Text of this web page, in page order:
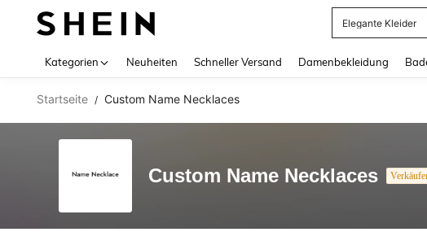
Elegante Kleider
Kategorien Neuheiten Schneller Versand Damenbekleidung
Startseite / Custom Name Necklaces
Custom Name Necklaces